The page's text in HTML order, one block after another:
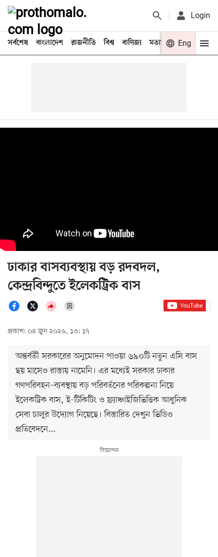
Login
সর্বশেষ বাংলাদেশ রাজনীতি বিশ্ব বাণিজ্য মতামত খেলা
Eng
ঢাকার বাসব্যবস্থায় বড় রদবদল,
কেন্দ্রবিন্দুতে ইলেকট্রিক বাস
প্রকাশ: ০৪ জুন ২০২৬, ১৩: ১৭
অন্তর্বর্তী সরকারের অনুমোদন পাওয়া ৬৯০টি নতুন এসি বাস
ছয় মাসেও রাস্তায় নামেনি। এর মধ্যেই সরকার ঢাকার
গণপরিবহন–ব্যবস্থায় বড় পরিবর্তনের পরিকল্পনা নিয়ে
ইলেকট্রিক বাস, ই-টিকিটিং ও ফ্র্যাঞ্চাইজিভিত্তিক আধুনিক
সেবা চালুর উদ্যোগ নিয়েছে। বিস্তারিত দেখুন ভিডিও
প্রতিবেদনে...